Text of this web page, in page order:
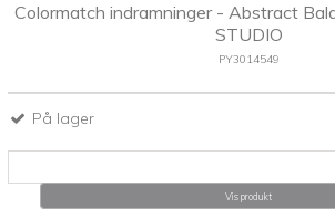
Colormatch indramninger - Abstract
STUDIO
PY3014549
På lager
Vis produkt